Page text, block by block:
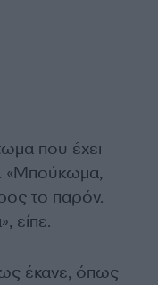
που έχει
«Μπούκωμα,
το παρόν.
είπε.
έκανε, όπως